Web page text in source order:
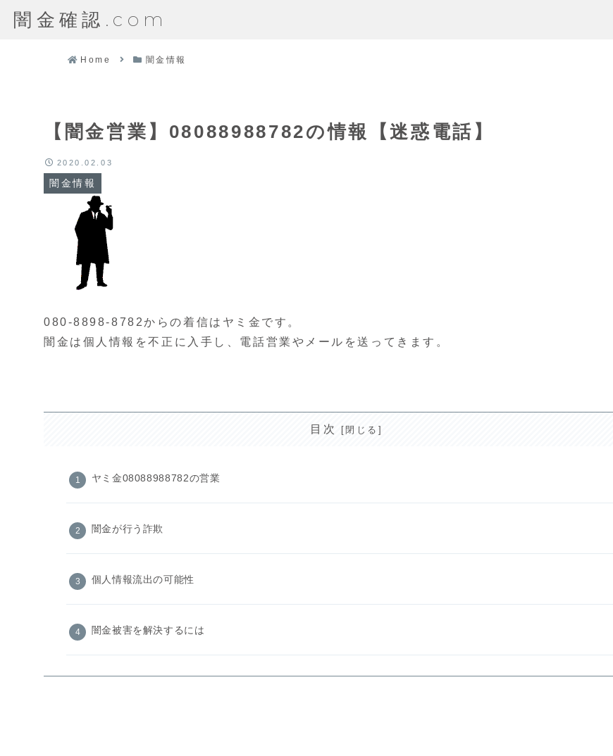
闇金確認.com
Home 闇金情報
【闇金営業】08088988782の情報【迷惑電話】
闇金情報
2020.02.03
080-8898-8782からの着信はヤミ金です。
闇金は個人情報を不正に入手し、電話営業やメールを送ってきます。
目次
ヤミ金08088988782の営業
闇金が行う詐欺
個人情報流出の可能性
闇金被害を解決するには